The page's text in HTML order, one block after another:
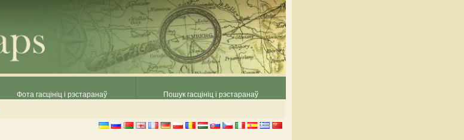
Фота гасцініц і рэстаранаў Пошук гасцініц і рэстаранаў